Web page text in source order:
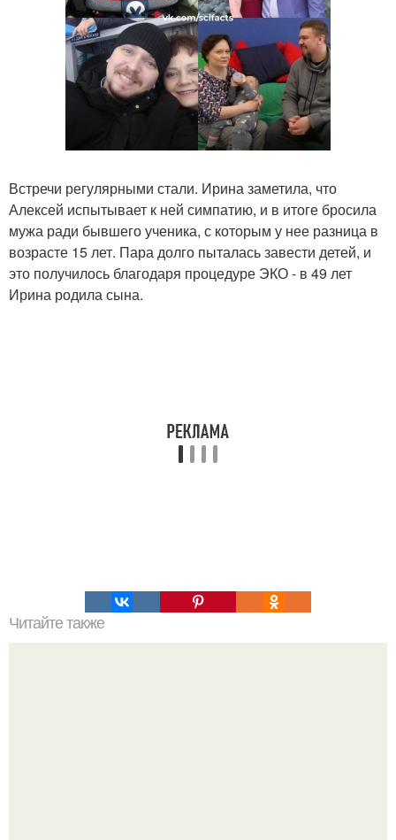
Встречи регулярными стали. Ирина заметила, что
Алексей испытывает к ней симпатию, и в итоге бросила
мужа ради бывшего ученика, с которым у нее разница в
возрасте 15 лет. Пара долго пыталась завести детей, и
это получилось благодаря процедуре ЭКО - в 49 лет
Ирина родила сына.
Читайте также